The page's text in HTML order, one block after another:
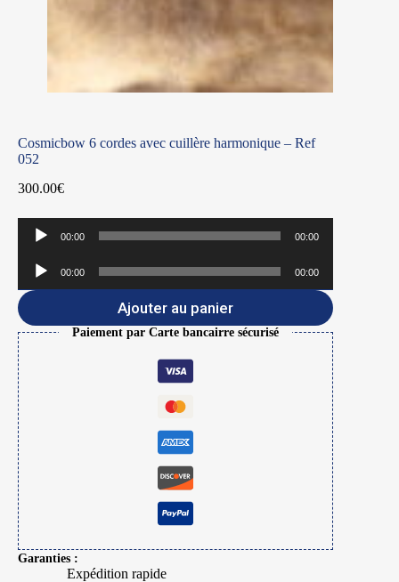
Cosmicbow 6 cordes avec cuillère harmonique – Ref
052
300.00€
Lecteur
audio
00:00 00:00
Lecteur
audio
00:00 00:00
Ajouter au panier
Paiement par Carte bancairre sécurisé
Garanties :
Expédition rapide